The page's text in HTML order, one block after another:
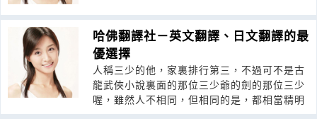
哈佛翻譯社－英文翻譯、日文翻譯的最
優選擇
人稱三少的他，家裏排行第三，不過可不是古
龍武俠小說裏面的那位三少爺的劍的那位三少
喔，雖然人不相同，但相同的是，都相當精明